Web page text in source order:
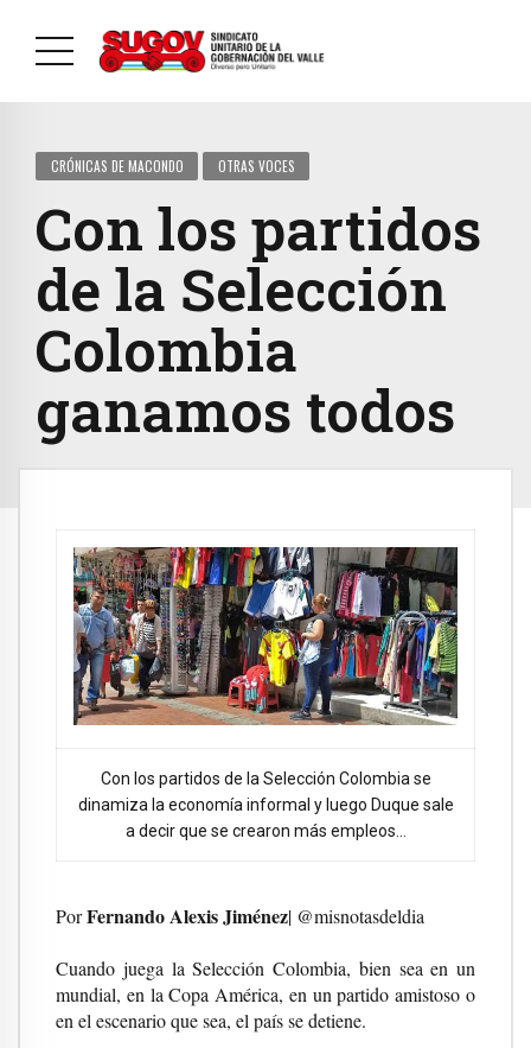
CRÓNICAS DE MACONDO OTRAS VOCES
Con los partidos
de la Selección
Colombia
ganamos todos
Con los partidos de la Selección Colombia se
dinamiza la economía informal y luego Duque sale
a decir que se crearon más empleos…
PorFernando Alexis Jiménez| @misnotasdeldia
Cuando juega la Selección Colombia, bien sea en un
mundial, en la Copa América, en un partido amistoso o
en el escenario que sea, el país se detiene.